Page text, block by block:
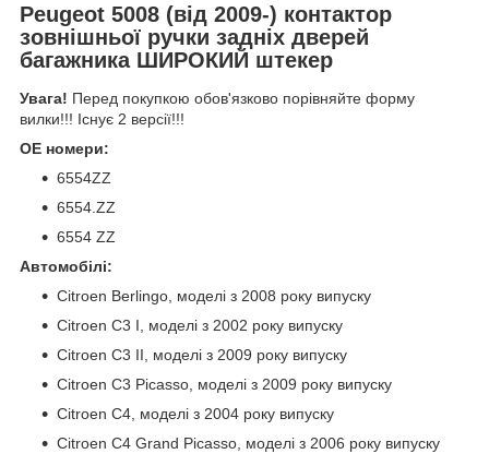
Peugeot 5008 (від 2009-) контактор
зовнішньої ручки задніх дверей
багажника ШИРОКИЙ штекер
Увага! Перед покупкою обов'язково порівняйте форму
вилки!!! Існує 2 версії!!!
OE номери:
6554ZZ
6554.ZZ
6554 ZZ
Автомобілі:
Citroen Berlingo, моделі з 2008 року випуску
Citroen C3 I, моделі з 2002 року випуску
Citroen C3 II, моделі з 2009 року випуску
Citroen C3 Picasso, моделі з 2009 року випуску
Citroen C4, моделі з 2004 року випуску
Citroen C4 Grand Picasso, моделі з 2006 року випуску